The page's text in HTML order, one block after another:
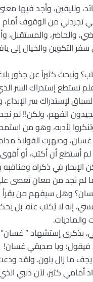
ولليقين، وأجد فيها
تجردني من الوقوف أمام
والحاضر،
التكوين والخيال إلى
ونبحث كثيراً عن جذور
نستطع إستدراك السر
لإستدراك سر
الفهم، ولكن!! لم
لأدبه، وهو من
وصهرت الفولاذ
أستطع أن أكتب، أو
في ذكراه
لم نجد من معانِ تعصى
وهل سيفهم من
إنه لا يُكتب عنه. بل
والماديات.
بذكرى إستشهاد ”
ويا صديقي غسان!
يجف ما زال يلون. ولقد
أمامي كثير، لأن ذنبي